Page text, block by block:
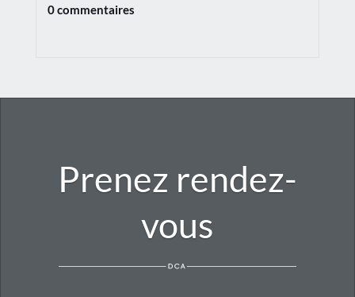
0 commentaires
Prenez rendez-
vous